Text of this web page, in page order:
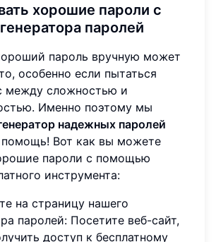
хорошие пароли с
паролей
пароль вручную может
особенно если пытаться
между сложностью и
Именно поэтому мы
надежных паролей
помощь! Вот как вы можете
пароли с помощью
инструмента:
на страницу нашего
паролей: Посетите веб-сайт,
доступ к бесплатному